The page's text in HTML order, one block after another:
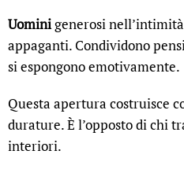
Uominigenerosi
appaganti. Condividono
si espongono emotivamente.
Questa apertura costruisce
durature. È l’opposto di chi
interiori.